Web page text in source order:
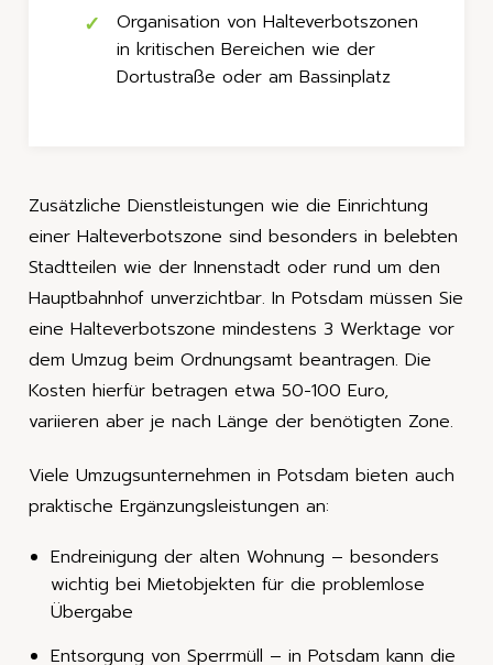
Organisation von Halteverbotszonen
in kritischen Bereichen wie der
Dortustraße oder am Bassinplatz
Zusätzliche Dienstleistungen wie die Einrichtung
einer Halteverbotszone sind besonders in belebten
Stadtteilen wie der Innenstadt oder rund um den
Hauptbahnhof unverzichtbar. In Potsdam müssen Sie
eine Halteverbotszone mindestens 3 Werktage vor
dem Umzug beim Ordnungsamt beantragen. Die
Kosten hierfür betragen etwa 50-100 Euro,
variieren aber je nach Länge der benötigten Zone.
Viele Umzugsunternehmen in Potsdam bieten auch
praktische Ergänzungsleistungen an:
Endreinigung der alten Wohnung – besonders
wichtig bei Mietobjekten für die problemlose
Übergabe
Entsorgung von Sperrmüll – in Potsdam kann die